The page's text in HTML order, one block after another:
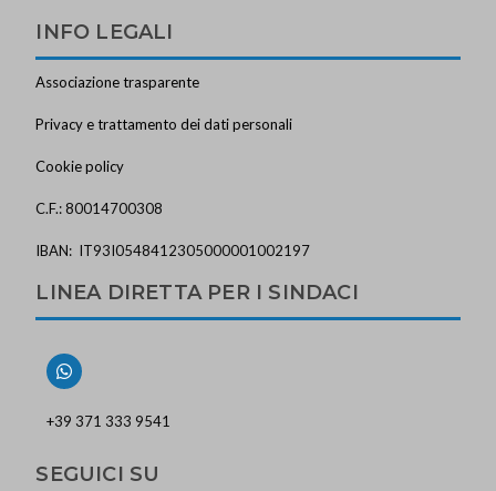
INFO LEGALI
Associazione trasparente
Privacy e trattamento dei dati personali
Cookie policy
C.F.: 80014700308
IBAN: IT93I0548412305000001002197
LINEA DIRETTA PER I SINDACI
+39 371 333 9541
SEGUICI SU